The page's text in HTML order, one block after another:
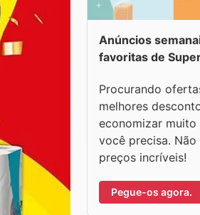
Anúncios
favoritas de
Procurando
melhores
economizar
você precisa. Não
preços incríveis!
Pegue-os agora.